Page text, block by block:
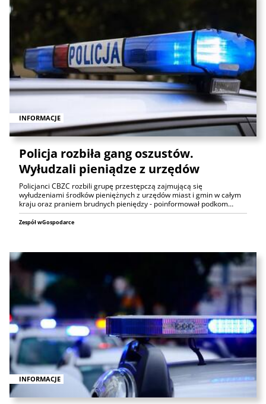
INFORMACJE
Policja rozbiła gang oszustów.
Wyłudzali pieniądze z urzędów
Policjanci CBZC rozbili grupę przestępczą zajmującą się
wyłudzeniami środków pieniężnych z urzędów miast i gmin w całym
kraju oraz praniem brudnych pieniędzy - poinformował podkom…
Zespół wGospodarce
INFORMACJE